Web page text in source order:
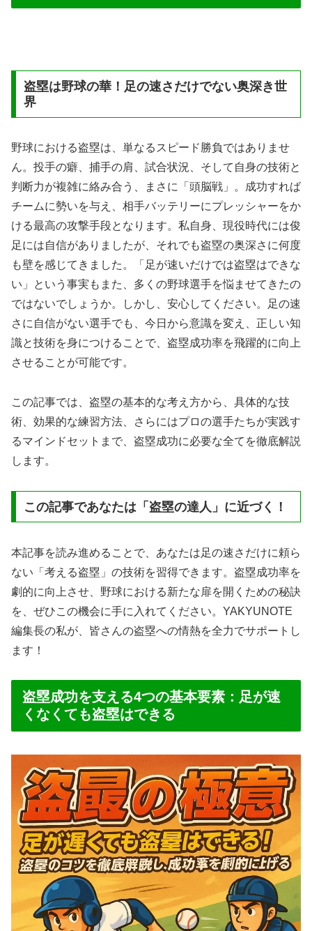
盗塁は野球の華！足の速さだけでない奥深き世
界
野球における盗塁は、単なるスピード勝負ではありませ
ん。投手の癖、捕手の肩、試合状況、そして自身の技術と
判断力が複雑に絡み合う、まさに「頭脳戦」。成功すれば
チームに勢いを与え、相手バッテリーにプレッシャーをか
ける最高の攻撃手段となります。私自身、現役時代には俊
足には自信がありましたが、それでも盗塁の奥深さに何度
も壁を感じてきました。「足が速いだけでは盗塁はできな
い」という事実もまた、多くの野球選手を悩ませてきたの
ではないでしょうか。しかし、安心してください。足の速
さに自信がない選手でも、今日から意識を変え、正しい知
識と技術を身につけることで、盗塁成功率を飛躍的に向上
させることが可能です。
この記事では、盗塁の基本的な考え方から、具体的な技
術、効果的な練習方法、さらにはプロの選手たちが実践す
るマインドセットまで、盗塁成功に必要な全てを徹底解説
します。
この記事であなたは「盗塁の達人」に近づく！
本記事を読み進めることで、あなたは足の速さだけに頼ら
ない「考える盗塁」の技術を習得できます。盗塁成功率を
劇的に向上させ、野球における新たな扉を開くための秘訣
を、ぜひこの機会に手に入れてください。YAKYUNOTE
編集長の私が、皆さんの盗塁への情熱を全力でサポートし
ます！
盗塁成功を支える4つの基本要素：足が速
くなくても盗塁はできる